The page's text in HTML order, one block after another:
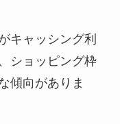
キャッシング利
ショッピング枠
傾向がありま